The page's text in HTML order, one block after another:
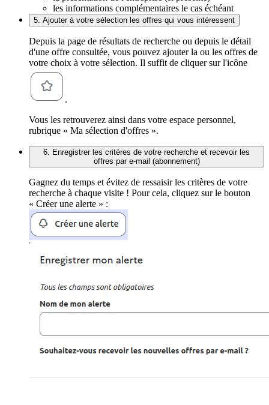
les informations complémentaires le cas échéant
5. Ajouter à votre sélection les offres qui vous intéressent
Depuis la page de résultats de recherche ou depuis le détail
d'une offre consultée, vous pouvez ajouter la ou les offres de
votre choix à votre sélection. Il suffit de cliquer sur l'icône
.
Vous les retrouverez ainsi dans votre espace personnel,
rubrique « Ma sélection d'offres ».
6. Enregistrer les critères de votre recherche et recevoir les
offres par e-mail (abonnement)
Gagnez du temps et évitez de ressaisir les critères de votre
recherche à chaque visite ! Pour cela, cliquez sur le bouton
« Créer une alerte » :